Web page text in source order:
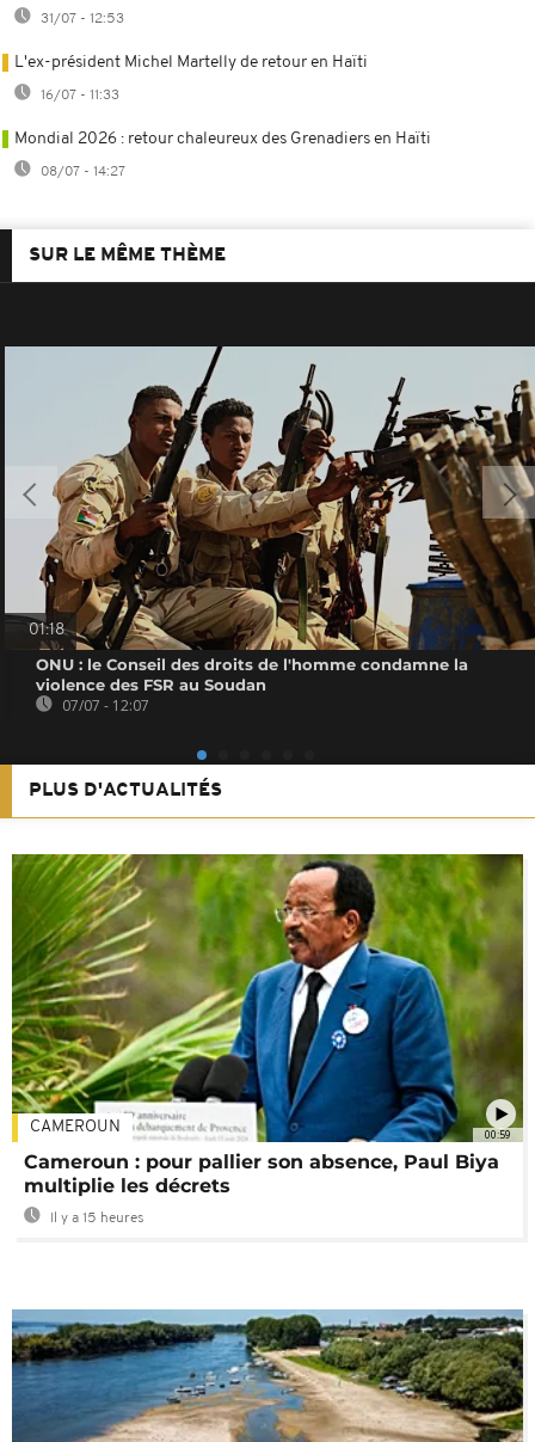
31/07 - 12:53
L'ex-président Michel Martelly de retour en Haïti
16/07 - 11:33
Mondial 2026 : retour chaleureux des Grenadiers en Haïti
08/07 - 14:27
SUR LE MÊME THÈME
01:18
ONU : le Conseil des droits de l'homme condamne la
violence des FSR au Soudan
07/07 - 12:07
PLUS D'ACTUALITÉS
00:59
CAMEROUN
Cameroun : pour pallier son absence, Paul Biya
multiplie les décrets
Il y a 15 heures